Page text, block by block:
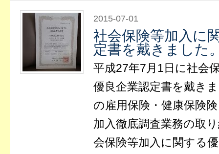
2015-07-01
社会保険等加入に
定書を戴きました
平成27年7月1日に社会
優良企業認定書を戴き
の雇用保険・健康保険
加入徹底調査業務の取
会保険等加入に関する